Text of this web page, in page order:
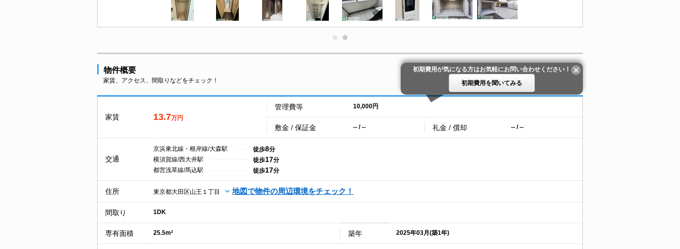
物件概要
家賃、アクセス、間取りなどをチェック！
初期費用が気になる方はお気軽にお問い合わせください！
初期費用を聞いてみる
家賃 13.7万円
管理費等 10,000円
敷金 / 保証金 -- / -- 礼金 / 償却 -- / --
交通
京浜東北線・根岸線/大森駅 徒歩8分
横須賀線/西大井駅
徒歩17分
都営浅草線/馬込駅
徒歩17分
住所 東京都大田区山王１丁目 地図で物件の周辺環境をチェック！
間取り 1DK
専有面積 25.5m² 築年 2025年03月(築1年)